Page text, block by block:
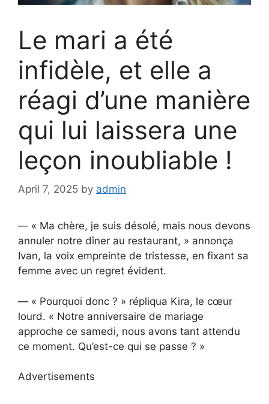
Le mari a été
infidèle, et elle a
réagi d’une manière
qui lui laissera une
leçon inoubliable !
April 7, 2025 by admin
— « Ma chère, je suis désolé, mais nous devons
annuler notre dîner au restaurant, » annonça
Ivan, la voix empreinte de tristesse, en fixant sa
femme avec un regret évident.
— « Pourquoi donc ? » répliqua Kira, le cœur
lourd. « Notre anniversaire de mariage
approche ce samedi, nous avons tant attendu
ce moment. Qu’est-ce qui se passe ? »
Advertisements